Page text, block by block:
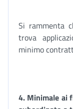
Si rammenta
trova
minimo
4. Minimale ai